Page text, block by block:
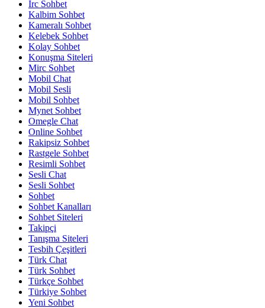
İrc Sohbet
Kalbim Sohbet
Kameralı Sohbet
Kelebek Sohbet
Kolay Sohbet
Konuşma Siteleri
Mirc Sohbet
Mobil Chat
Mobil Sesli
Mobil Sohbet
Mynet Sohbet
Omegle Chat
Online Sohbet
Rakipsiz Sohbet
Rastgele Sohbet
Resimli Sohbet
Sesli Chat
Sesli Sohbet
Sohbet
Sohbet Kanalları
Sohbet Siteleri
Takipçi
Tanışma Siteleri
Tesbih Çeşitleri
Türk Chat
Türk Sohbet
Türkçe Sohbet
Türkiye Sohbet
Yeni Sohbet